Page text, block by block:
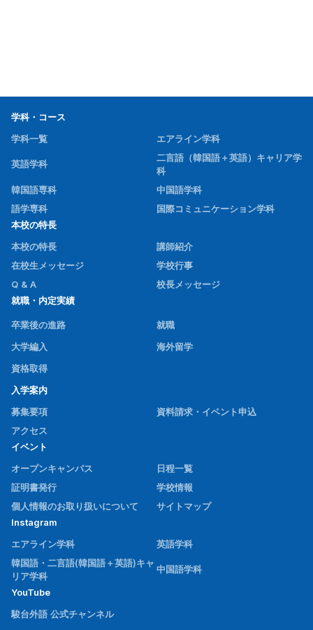
学科・コース
学科一覧
エアライン学科
英語学科
二言語（韓国語＋英語）キャリア学
科
韓国語専科
中国語学科
語学専科
国際コミュニケーション学科
本校の特長
本校の特長
講師紹介
在校生メッセージ
学校行事
Q & A
校長メッセージ
就職・内定実績
卒業後の進路
就職
大学編入
海外留学
資格取得
入学案内
募集要項
資料請求・イベント申込
アクセス
イベント
オープンキャンパス
日程一覧
証明書発行
学校情報
個人情報のお取り扱いについて
サイトマップ
Instagram
エアライン学科
英語学科
韓国語・二言語(韓国語＋英語)キャ
リア学科
中国語学科
YouTube
駿台外語 公式チャンネル